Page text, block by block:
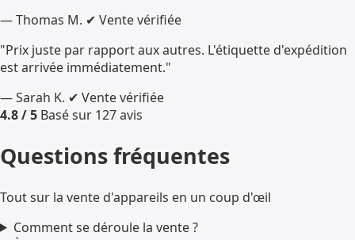
— Thomas M. ✔ Vente vérifiée
"Prix juste par rapport aux autres. L'étiquette d'expédition
est arrivée immédiatement."
— Sarah K. ✔ Vente vérifiée
4.8 / 5 Basé sur 127 avis
Questions fréquentes
Tout sur la vente d'appareils en un coup d'œil
Comment se déroule la vente ?